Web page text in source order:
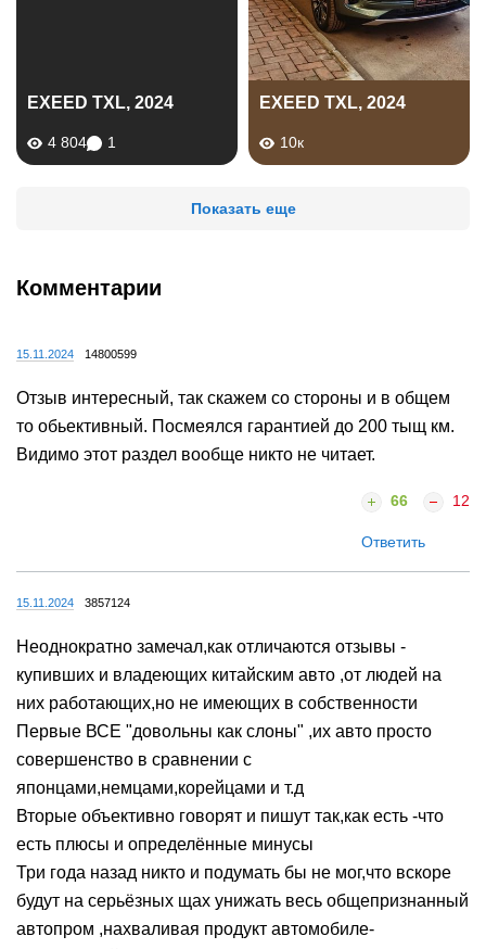
EXEED TXL, 2024
4 804 1
EXEED TXL, 2024
10к
Показать еще
Комментарии
15.11.2024 14800599
Отзыв интересный, так скажем со стороны и в общем
то обьективный. Посмеялся гарантией до 200 тыщ км.
Видимо этот раздел вообще никто не читает.
66 12
Ответить
15.11.2024 3857124
Неоднократно замечал,как отличаются отзывы -
купивших и владеющих китайским авто ,от людей на
них работающих,но не имеющих в собственности
Первые ВСЕ "довольны как слоны" ,их авто просто
совершенство в сравнении с
японцами,немцами,корейцами и т.д
Вторые объективно говорят и пишут так,как есть -что
есть плюсы и определённые минусы
Три года назад никто и подумать бы не мог,что вскоре
будут на серьёзных щах унижать весь общепризнанный
автопром ,нахваливая продукт автомобиле-